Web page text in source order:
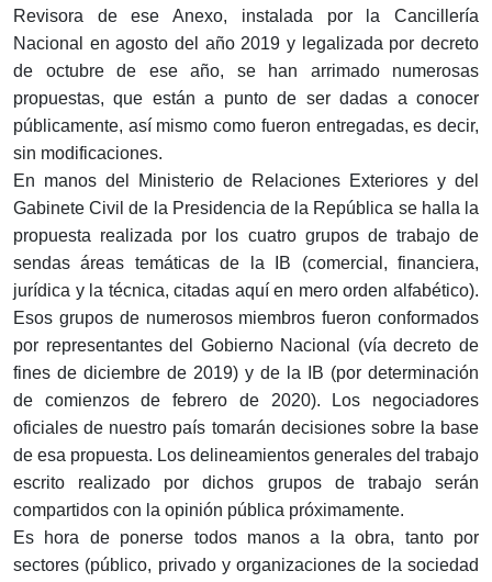
Revisora de ese Anexo, instalada por la Cancillería
Nacional en agosto del año 2019 y legalizada por decreto
de octubre de ese año, se han arrimado numerosas
propuestas, que están a punto de ser dadas a conocer
públicamente, así mismo como fueron entregadas, es decir,
sin modificaciones.
En manos del Ministerio de Relaciones Exteriores y del
Gabinete Civil de la Presidencia de la República se halla la
propuesta realizada por los cuatro grupos de trabajo de
sendas áreas temáticas de la IB (comercial, financiera,
jurídica y la técnica, citadas aquí en mero orden alfabético).
Esos grupos de numerosos miembros fueron conformados
por representantes del Gobierno Nacional (vía decreto de
fines de diciembre de 2019) y de la IB (por determinación
de comienzos de febrero de 2020). Los negociadores
oficiales de nuestro país tomarán decisiones sobre la base
de esa propuesta. Los delineamientos generales del trabajo
escrito realizado por dichos grupos de trabajo serán
compartidos con la opinión pública próximamente.
Es hora de ponerse todos manos a la obra, tanto por
sectores (público, privado y organizaciones de la sociedad